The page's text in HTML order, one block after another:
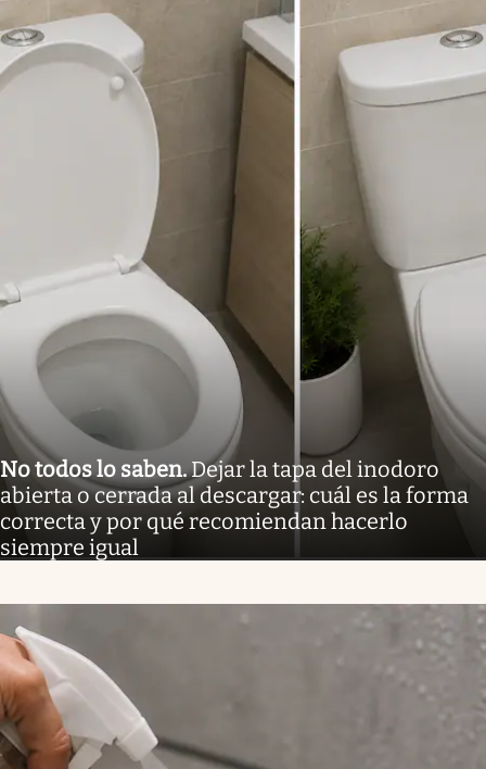
No todos lo saben.Dejar la tapa del inodoro
abierta o cerrada al descargar: cuál es la forma
correcta y por qué recomiendan hacerlo
siempre igual